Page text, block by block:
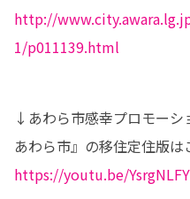
http://
1/p011139.html
↓あわら市感幸プロモーシ
https://youtu.be/